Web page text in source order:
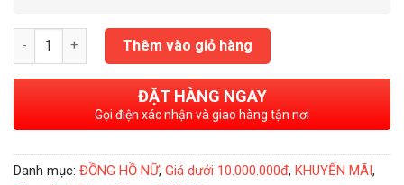
Đồng Hồ Nữ Tissot Carson T085.210.36.012.00 số lượng
Thêm vào giỏ hàng
ĐẶT HÀNG NGAY
Gọi điện xác nhận và giao hàng tận nơi
Danh mục: ĐỒNG HỒ NỮ, Giá dưới 10.000.000đ, KHUYẾN MÃI,